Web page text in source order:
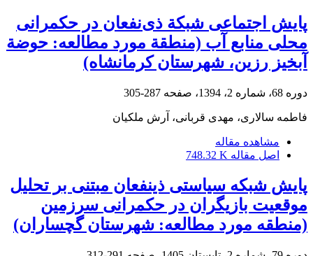
پایش اجتماعی شبکة ذی‌نفعان در حکمرانی
محلی منابع آب (منطقة مورد مطالعه: حوضة
آبخیز رزین، شهرستان کرمانشاه)
دوره 68، شماره 2، 1394، صفحه 287-305
فاطمه سالاری، مهدی قربانی، آرش ملکیان
مشاهده مقاله
اصل مقاله 748.32 K
پایش شبکه سیاستی ذینفعان مبتنی بر تحلیل
موقعیت بازیگران در حکمرانی سرزمین
(منطقه مورد مطالعه: شهرستان گچساران)